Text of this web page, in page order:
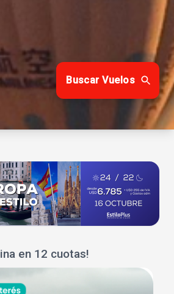
Buscar Vuelos
en 12 cuotas!